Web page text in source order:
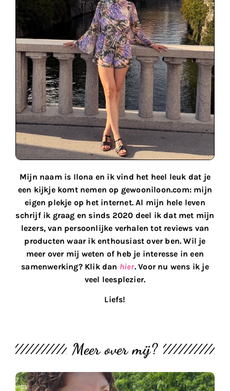
Mijn naam is Ilona en ik vind het heel leuk dat je
een kijkje komt nemen op gewooniloon.com: mijn
eigen plekje op het internet. Al mijn hele leven
schrijf ik graag en sinds 2020 deel ik dat met mijn
lezers, van persoonlijke verhalen tot reviews van
producten waar ik enthousiast over ben. Wil je
meer over mij weten of heb je interesse in een
samenwerking? Klik dan hier. Voor nu wens ik je
veel leesplezier.
Liefs!
Meer over mij?